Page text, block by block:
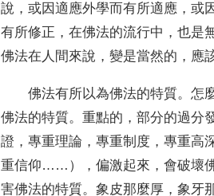
說 ，或因適應外學而有所適應 ，或
有所修正 ，在佛法的流行中 ，也是
佛法在人間來說 ，變是當然的 ， 應
佛法有所以為佛法的特質。怎
佛法的特質。重點的 ，部分的過分
證 ，專重理論 ，專重制度 ，專重高
重信仰…… ） ，偏激起來 ，會破壞
害佛法的特質。象皮那麼厚 ，象牙